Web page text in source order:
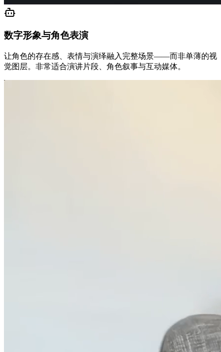
数字形象与角色表演
让角色的存在感、表情与演绎融入完整场景——而非单薄的视
觉图层。非常适合演讲片段、角色叙事与互动媒体。